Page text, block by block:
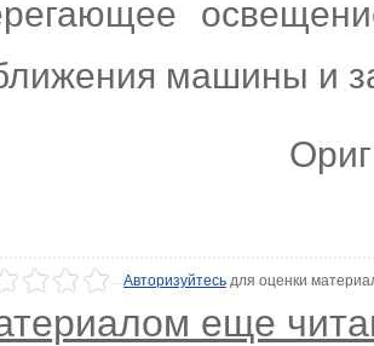
машины и
Авторизуйтесьдля оценки
еще